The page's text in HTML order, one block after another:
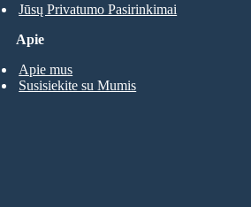
Apie
Apie mus
Susisiekite su Mumis
Jūsų Privatumo Pasirinkimai